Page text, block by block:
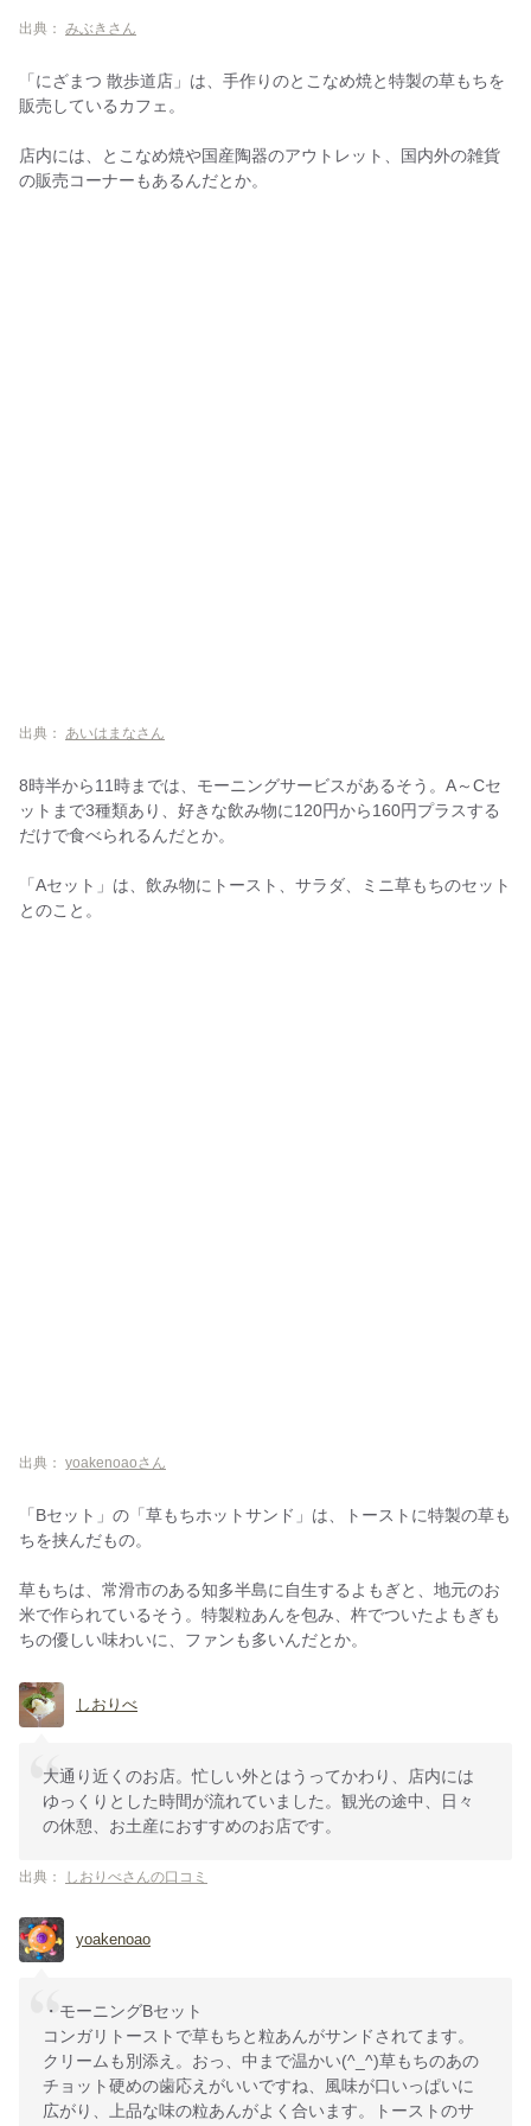
出典： みぶきさん
「にざまつ 散歩道店」は、手作りのとこなめ焼と特製の草もちを
販売しているカフェ。
店内には、とこなめ焼や国産陶器のアウトレット、国内外の雑貨
の販売コーナーもあるんだとか。
出典： あいはまなさん
8時半から11時までは、モーニングサービスがあるそう。A～Cセ
ットまで3種類あり、好きな飲み物に120円から160円プラスする
だけで食べられるんだとか。
「Aセット」は、飲み物にトースト、サラダ、ミニ草もちのセット
とのこと。
出典： yoakenoaoさん
「Bセット」の「草もちホットサンド」は、トーストに特製の草も
ちを挟んだもの。
草もちは、常滑市のある知多半島に自生するよもぎと、地元のお
米で作られているそう。特製粒あんを包み、杵でついたよもぎも
ちの優しい味わいに、ファンも多いんだとか。
しおりべ
大通り近くのお店。忙しい外とはうってかわり、店内には
ゆっくりとした時間が流れていました。観光の途中、日々
の休憩、お土産におすすめのお店です。
出典： しおりべさんの口コミ
yoakenoao
・モーニングBセット
コンガリトーストで草もちと粒あんがサンドされてます。
クリームも別添え。おっ、中まで温かい(^_^)草もちのあの
チョット硬めの歯応えがいいですね、風味が口いっぱいに
広がり、上品な味の粒あんがよく合います。トーストのサ